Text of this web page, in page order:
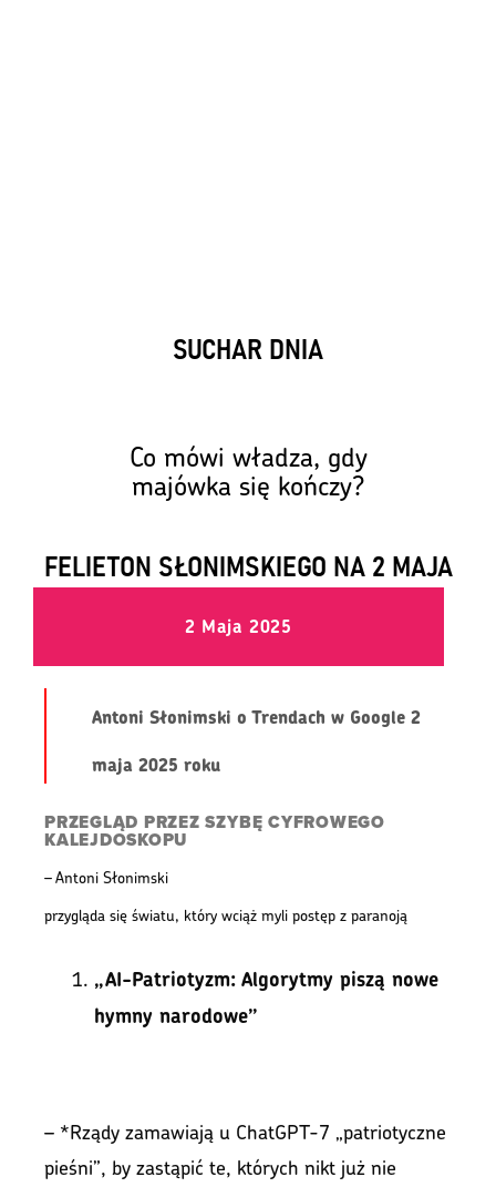
SUCHAR DNIA
Co mówi władza, gdy
majówka się kończy?
Twój grill już odpoczął.🍖
FELIETON SŁONIMSKIEGO NA 2 MAJA
2 Maja 2025
Antoni Słonimski o Trendach w Google 2
maja 2025 roku
PRZEGLĄD PRZEZ SZYBĘ CYFROWEGO
KALEJDOSKOPU
– Antoni Słonimski
przygląda się światu, który wciąż myli postęp z paranoją
„AI-Patriotyzm: Algorytmy piszą nowe
hymny narodowe”
– *Rządy zamawiają u ChatGPT-7 „patriotyczne
pieśni”, by zastąpić te, których nikt już nie